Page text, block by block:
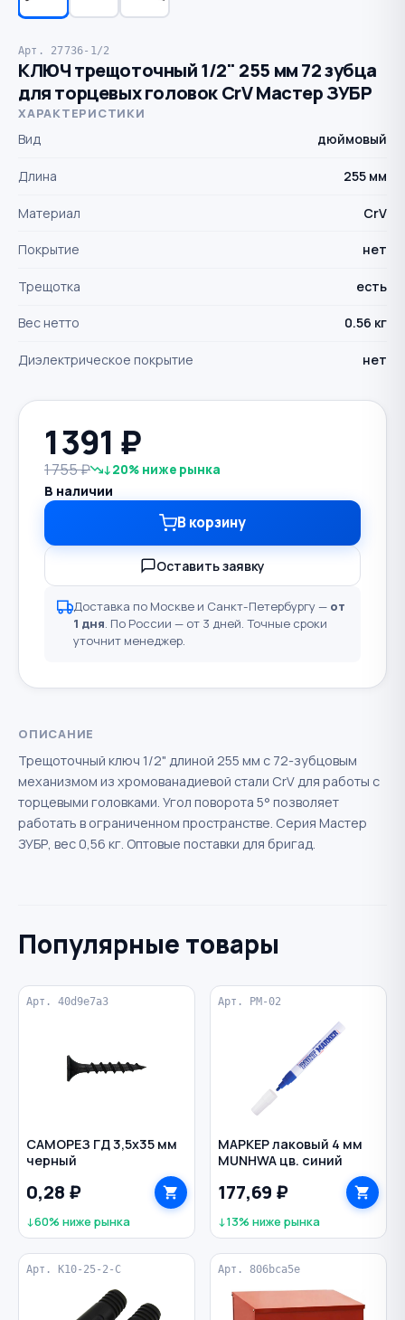
Арт. 27736-1/2
КЛЮЧ трещоточный 1/2" 255 мм 72 зубца
для торцевых головок CrV Мастер ЗУБР
ХАРАКТЕРИСТИКИ
Вид дюймовый
Длина 255 мм
Материал CrV
Покрытие нет
Трещотка есть
Вес нетто 0.56 кг
Диэлектрическое покрытие нет
1 391 ₽
1 755 ₽ ↓20% ниже рынка
В наличии
В корзину
Оставить заявку
Доставка по Москве и Санкт-Петербургу — от
1 дня. По России — от 3 дней. Точные сроки
уточнит менеджер.
ОПИСАНИЕ
Трещоточный ключ 1/2" длиной 255 мм с 72-зубцовым
механизмом из хромованадиевой стали CrV для работы с
торцевыми головками. Угол поворота 5° позволяет
работать в ограниченном пространстве. Серия Мастер
ЗУБР, вес 0,56 кг. Оптовые поставки для бригад.
Популярные товары
Арт. 40d9e7a3
САМОРЕЗ ГД 3,5х35 мм
черный
0,28 ₽
↓60% ниже рынка
Арт. PM-02
МАРКЕР лаковый 4 мм
MUNHWA цв. синий
177,69 ₽
↓13% ниже рынка
Арт. К10-25-2-С Арт. 806bca5e